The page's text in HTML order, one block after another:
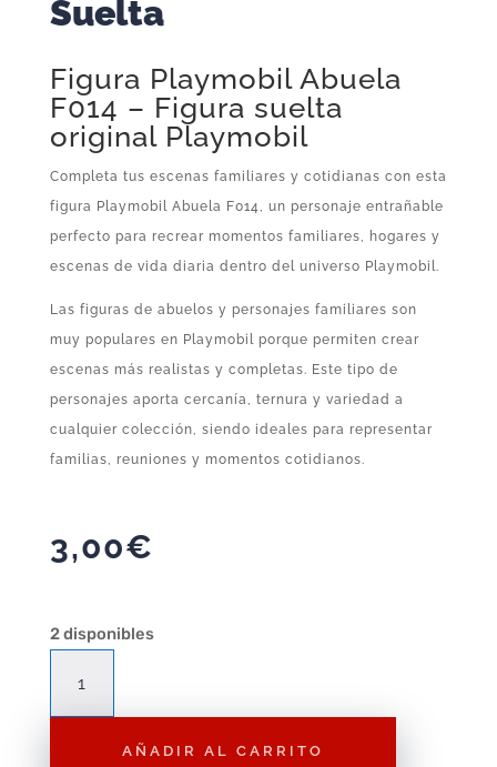
Suelta
Figura Playmobil Abuela
F014 – Figura suelta
original Playmobil
Completa tus escenas familiares y cotidianas con esta
figura Playmobil Abuela F014, un personaje entrañable
perfecto para recrear momentos familiares, hogares y
escenas de vida diaria dentro del universo Playmobil.
Las figuras de abuelos y personajes familiares son
muy populares en Playmobil porque permiten crear
escenas más realistas y completas. Este tipo de
personajes aporta cercanía, ternura y variedad a
cualquier colección, siendo ideales para representar
familias, reuniones y momentos cotidianos.
3,00€
2 disponibles
Playmobil
Abuela
AÑADIR AL CARRITO